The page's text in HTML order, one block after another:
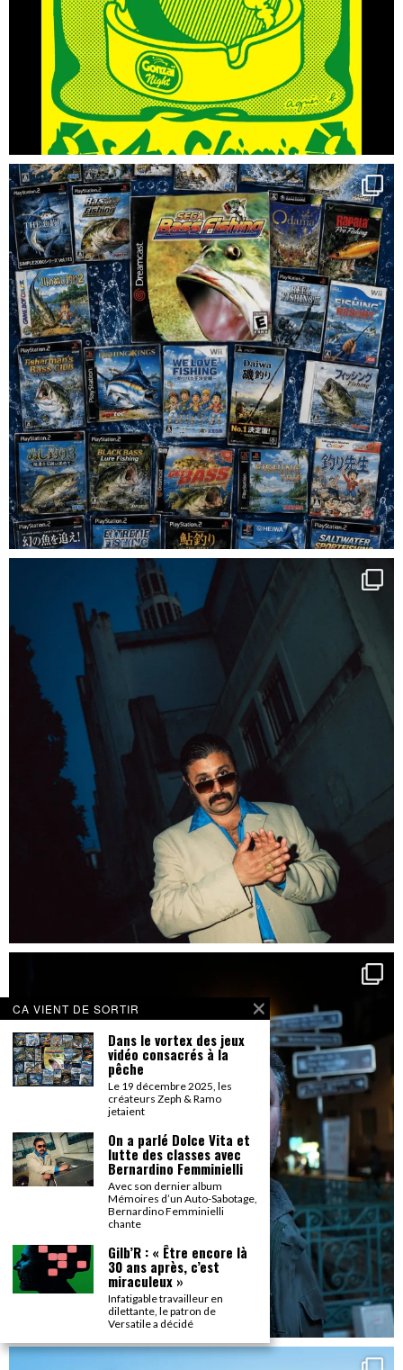
CA VIENT DE SORTIR
Dans le vortex des jeux
vidéo consacrés à la
pêche
Le 19 décembre 2025, les
créateurs Zeph & Ramo
jetaient
On a parlé Dolce Vita et
lutte des classes avec
Bernardino Femminielli
Avec son dernier album
Mémoires d’un Auto-Sabotage,
Bernardino Femminielli
chante
Gilb’R : « Être encore là
30 ans après, c’est
miraculeux »
Infatigable travailleur en
dilettante, le patron de
Versatile a décidé